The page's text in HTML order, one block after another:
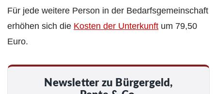
Für jede weitere Person in der Bedarfsgemeinschaft
erhöhen sich die Kosten der Unterkunft um 79,50
Euro.
Newsletter zu Bürgergeld,